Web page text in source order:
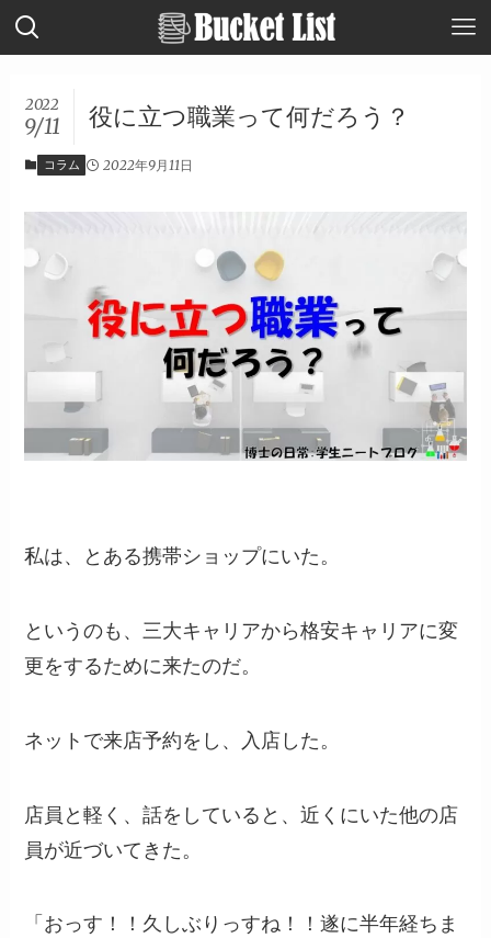
役に立つ職業って何だろう？
2022
9/11
コラム 2022年9月11日
私は、とある携帯ショップにいた。
というのも、三大キャリアから格安キャリアに変
更をするために来たのだ。
ネットで来店予約をし、入店した。
店員と軽く、話をしていると、近くにいた他の店
員が近づいてきた。
「おっす！！久しぶりっすね！！遂に半年経ちま